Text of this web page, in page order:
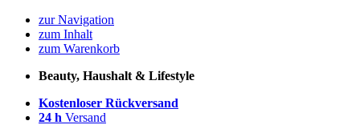
zur Navigation
zum Inhalt
zum Warenkorb
Beauty, Haushalt & Lifestyle
Kostenloser Rückversand
24 h Versand